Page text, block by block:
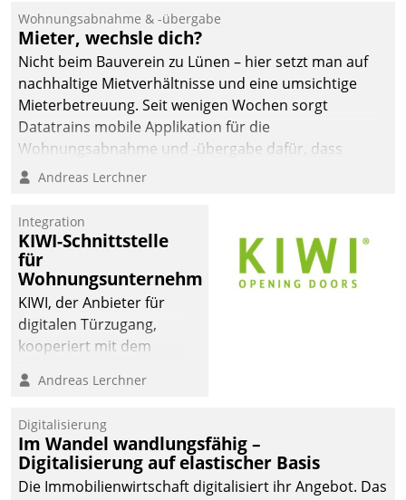
Ressort Kapitalanlage für
künftige Aufgaben und
Herausforderungen
gerüstet.
Wohnungsabnahme & -übergabe
Mieter, wechsle dich?
Nicht beim Bauverein zu Lünen – hier setzt man auf
nachhaltige Mietverhältnisse und eine umsichtige
Mieterbetreuung. Seit wenigen Wochen sorgt
Datatrains mobile Applikation für die
Wohnungsabnahme und -übergabe dafür, dass
Mieter wohlgeordnet kommen und, so es sein muss,
Andreas Lerchner
Integration
KIWI-Schnittstelle
für
Wohnungsunternehmen
KIWI, der Anbieter für
digitalen Türzugang,
kooperiert mit dem
Softwareentwicklungshaus
Andreas Lerchner
Digitalisierung
Im Wandel wandlungsfähig –
Digitalisierung auf elastischer Basis
Die Immobilienwirtschaft digitalisiert ihr Angebot. Das